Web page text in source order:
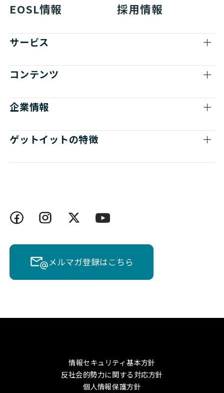
EOSL情報
採用情報
サービス
コンテンツ
企業情報
ゲットイットの特徴
メルマガ登録はこちら
情報セキュリティ基本方針
反社会的勢力に関する対応方針
個人情報保護方針